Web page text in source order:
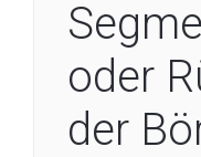
oder
der